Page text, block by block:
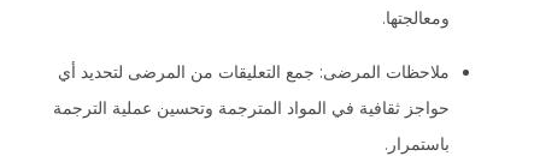
ومعالجتها.
ملاحظات المرضى: جمع التعليقات من المرضى لتحديد أي
حواجز ثقافية في المواد المترجمة وتحسين عملية الترجمة
باستمرار.